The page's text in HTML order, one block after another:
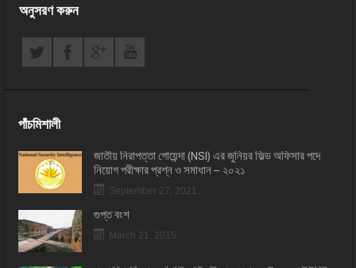
অনুসরণ করুন
পাঁচমিশালী
জাতীয় নিরাপত্তা গোয়েন্দা (NSI) এর জুনিয়র ফিল্ড অফিসার পদে
নিয়োগ পরীক্ষার প্রশ্ন ও সমাধান – ২০২১
September 27, 2021
গুপ্ত বংশ
March 21, 2015